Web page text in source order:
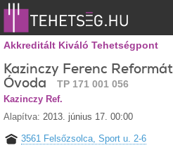
Akkreditált Kiváló Tehetségpont
Kazinczy Ferenc
Óvoda
TP 171 001 056
Kazinczy Ref.
Alapítva: 2013. június 17. 00:00
3561 Felsőzsolca, Sport u. 2-6